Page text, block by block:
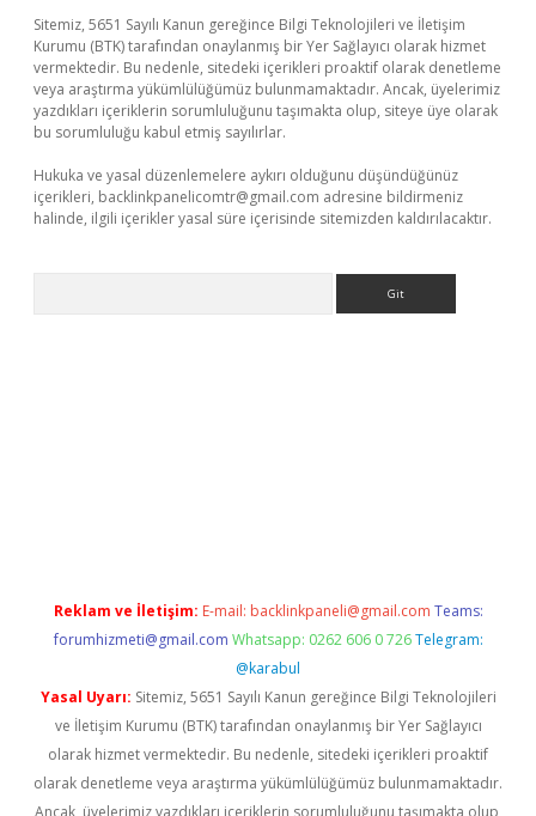
Sitemiz, 5651 Sayılı Kanun gereğince Bilgi Teknolojileri ve İletişim
Kurumu (BTK) tarafından onaylanmış bir Yer Sağlayıcı olarak hizmet
vermektedir. Bu nedenle, sitedeki içerikleri proaktif olarak denetleme
veya araştırma yükümlülüğümüz bulunmamaktadır. Ancak, üyelerimiz
yazdıkları içeriklerin sorumluluğunu taşımakta olup, siteye üye olarak
bu sorumluluğu kabul etmiş sayılırlar.
Hukuka ve yasal düzenlemelere aykırı olduğunu düşündüğünüz
içerikleri, backlinkpanelicomtr@gmail.com adresine bildirmeniz
halinde, ilgili içerikler yasal süre içerisinde sitemizden kaldırılacaktır.
Reklam ve İletişim: E-mail: backlinkpaneli@gmail.com Teams:
forumhizmeti@gmail.com Whatsapp: 0262 606 0 726 Telegram:
@karabul
Yasal Uyarı: Sitemiz, 5651 Sayılı Kanun gereğince Bilgi Teknolojileri
ve İletişim Kurumu (BTK) tarafından onaylanmış bir Yer Sağlayıcı
olarak hizmet vermektedir. Bu nedenle, sitedeki içerikleri proaktif
olarak denetleme veya araştırma yükümlülüğümüz bulunmamaktadır.
Ancak, üyelerimiz yazdıkları içeriklerin sorumluluğunu taşımakta olup,